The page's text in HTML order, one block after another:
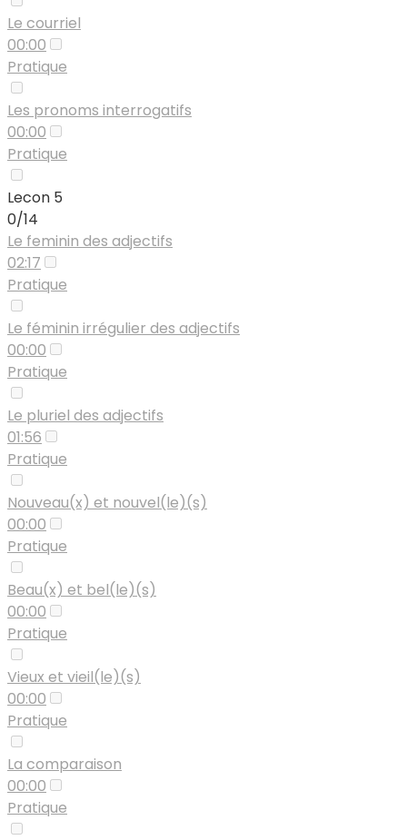
Le courriel
00:00
Pratique
Les pronoms interrogatifs
00:00
Pratique
Lecon 5
0/14
Le feminin des adjectifs
02:17
Pratique
Le féminin irrégulier des adjectifs
00:00
Pratique
Le pluriel des adjectifs
01:56
Pratique
Nouveau(x) et nouvel(le)(s)
00:00
Pratique
Beau(x) et bel(le)(s)
00:00
Pratique
Vieux et vieil(le)(s)
00:00
Pratique
La comparaison
00:00
Pratique